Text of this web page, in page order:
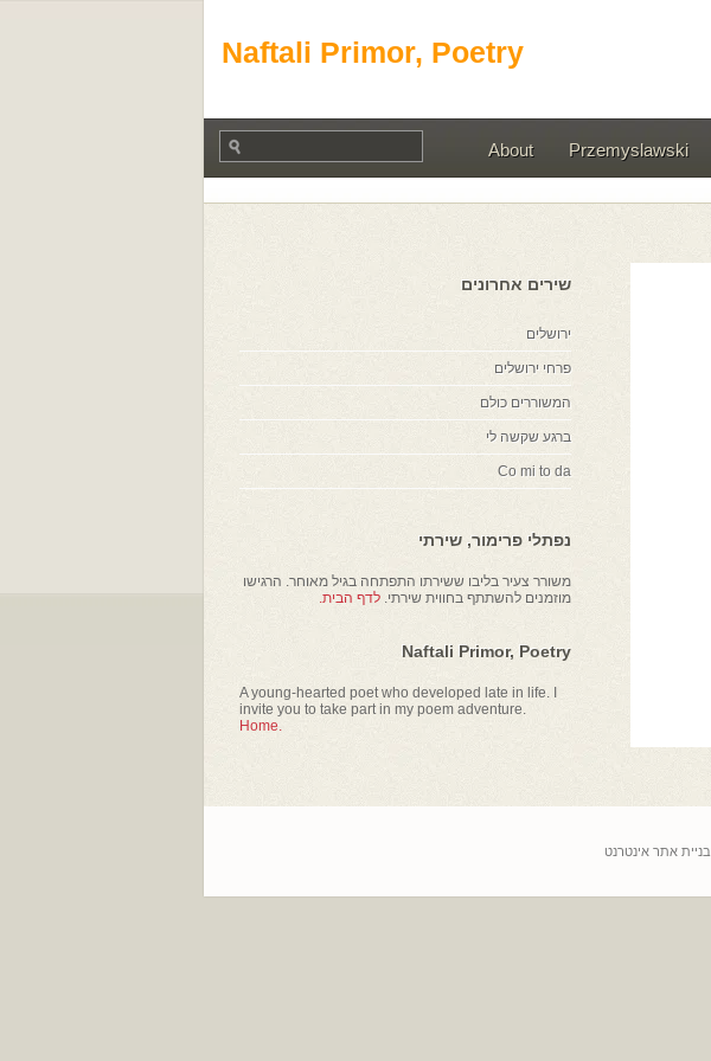
Naftali Primor, Poetry
Przemyslawski
About
שירים אחרונים
ירושלים
פרחי ירושלים
המשוררים כולם
ברגע שקשה לי
Co mi to da
נפתלי פרימור, שירתי
משורר צעיר בליבו ששירתו התפתחה בגיל מאוחר. הרגישו
מוזמנים להשתתף בחווית שירתי. לדף הבית.
Naftali Primor, Poetry
A young-hearted poet who developed late in life. I
invite you to take part in my poem adventure.
Home.
בניית אתר אינטרנט